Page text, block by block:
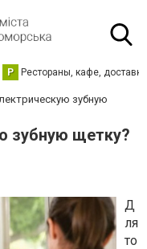
Р Рестораны, кафе,
зубную
зубную щетку?
Д
ля
то